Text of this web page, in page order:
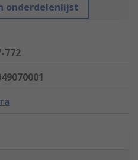
onderdelenlijst
772